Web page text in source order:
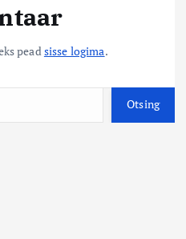
pead sisse logima.
Otsing